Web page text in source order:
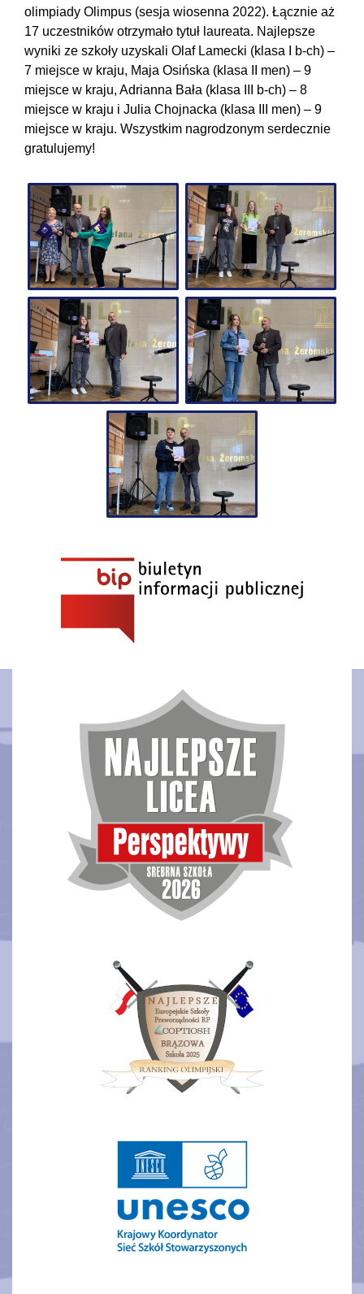
olimpiady Olimpus (sesja wiosenna 2022). Łącznie aż
17 uczestników otrzymało tytuł laureata. Najlepsze
wyniki ze szkoły uzyskali Olaf Lamecki (klasa I b-ch) –
7 miejsce w kraju, Maja Osińska (klasa II men) – 9
miejsce w kraju, Adrianna Bała (klasa III b-ch) – 8
miejsce w kraju i Julia Chojnacka (klasa III men) – 9
miejsce w kraju. Wszystkim nagrodzonym serdecznie
gratulujemy!